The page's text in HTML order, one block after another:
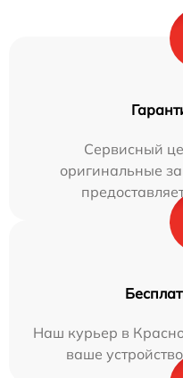
Сервисный
оригинальные
Наш курьер в
ваше